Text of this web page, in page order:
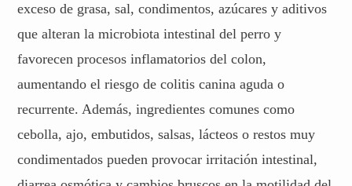
exceso de grasa, sal, condimentos, azúcares y aditivos
que alteran la microbiota intestinal del perro y
favorecen procesos inflamatorios del colon,
aumentando el riesgo de colitis canina aguda o
recurrente. Además, ingredientes comunes como
cebolla, ajo, embutidos, salsas, lácteos o restos muy
condimentados pueden provocar irritación intestinal,